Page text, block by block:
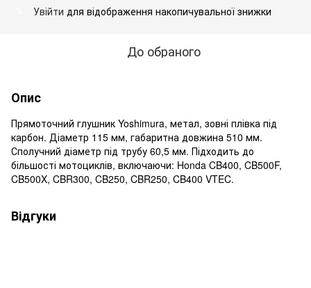
Увійти для відображення накопичувальної знижки
До обраного
Опис
Прямоточний глушник Yoshimura, метал, зовні плівка під
карбон. Діаметр 115 мм, габаритна довжина 510 мм.
Сполучний діаметр під трубу 60,5 мм. Підходить до
більшості мотоциклів, включаючи: Honda CB400, CB500F,
CB500X, CBR300, CB250, CBR250, CB400 VTEC.
Відгуки